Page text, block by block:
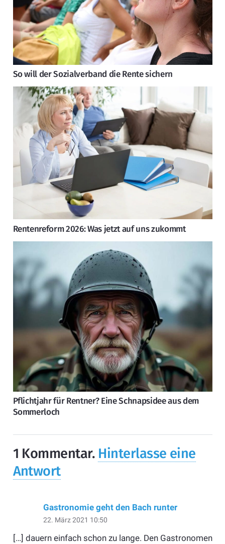
So will der Sozialverband die Rente sichern
Rentenreform 2026: Was jetzt auf uns zukommt
Pflichtjahr für Rentner? Eine Schnapsidee aus dem
Sommerloch
1 Kommentar. Hinterlasse eine
Antwort
Gastronomie geht den Bach runter
22. März 2021 10:50
[…] dauern einfach schon zu lange. Den Gastronomen